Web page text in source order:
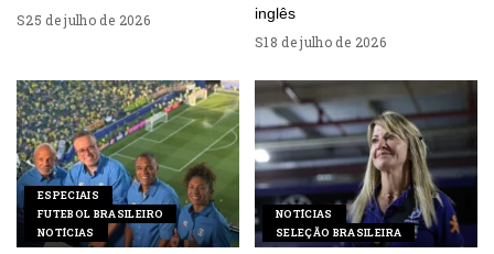
25 de julho de 2026
inglês
18 de julho de 2026
ESPECIAIS
FUTEBOL BRASILEIRO
NOTÍCIAS
NOTÍCIAS
SELEÇÃO BRASILEIRA